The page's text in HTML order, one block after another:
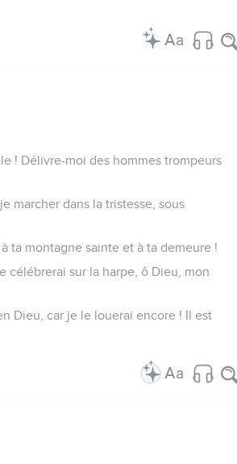
! Délivre-moi des hommes trompeurs
marcher dans la tristesse, sous
ta montagne sainte et à ta demeure !
célébrerai sur la harpe, ô Dieu, mon
Dieu, car je le louerai encore ! Il est